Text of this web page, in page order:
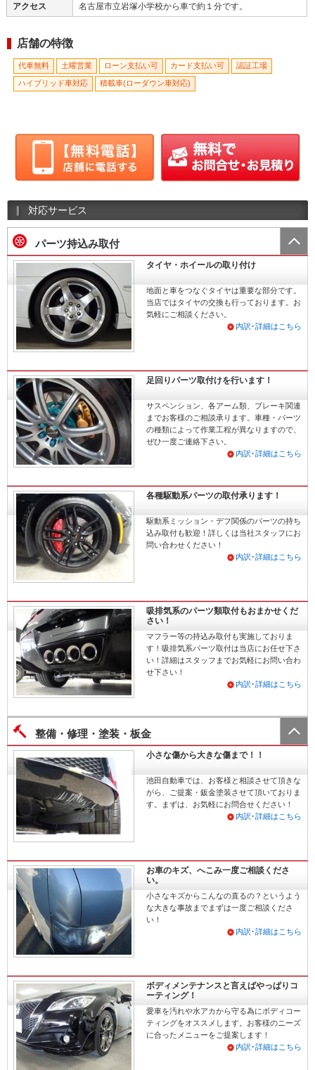
アクセス 名古屋市立岩塚小学校から車で約１分です。
店舗の特徴
代車無料 土曜営業 ローン支払い可 カード支払い可 認証工場
ハイブリッド車対応 積載車(ローダウン車対応)
対応サービス
パーツ持込み取付
タイヤ・ホイールの取り付け
地面と車をつなぐタイヤは重要な部分です。
当店ではタイヤの交換も行っております。お
気軽にご相談ください。
内訳･詳細はこちら
足回りパーツ取付けを行います！
サスペンション、各アーム類、ブレーキ関連
までお客様のご相談承ります。車種・パーツ
の種類によって作業工程が異なりますので、
ぜひ一度ご連絡下さい。
内訳･詳細はこちら
各種駆動系パーツの取付承ります！
駆動系ミッション・デフ関係のパーツの持ち
込み取付も歓迎！詳しくは当社スタッフにお
問い合わせください！
内訳･詳細はこちら
吸排気系のパーツ類取付もおまかせくだ
さい！
マフラー等の持込み取付も実施しておりま
す！吸排気系パーツ取付は当店にお任せ下さ
い！詳細はスタッフまでお気軽にお問い合わ
せ下さい！
内訳･詳細はこちら
整備・修理・塗装・板金
小さな傷から大きな傷まで！！
池田自動車では、お客様と相談させて頂きな
がら、ご提案・鈑金塗装させて頂いておりま
す。まずは、お気軽にお問合せください！
内訳･詳細はこちら
お車のキズ、へこみ一度ご相談くださ
い。
小さなキズからこんなの直るの？というよう
な大きな事故までまずは一度ご相談くださ
い！
内訳･詳細はこちら
ボディメンテナンスと言えばやっぱりコ
ーティング！
愛車を汚れや水アカから守る為にボディコー
ティングをオススメします。お客様のニーズ
に合ったメニューをご提案します！
内訳･詳細はこちら